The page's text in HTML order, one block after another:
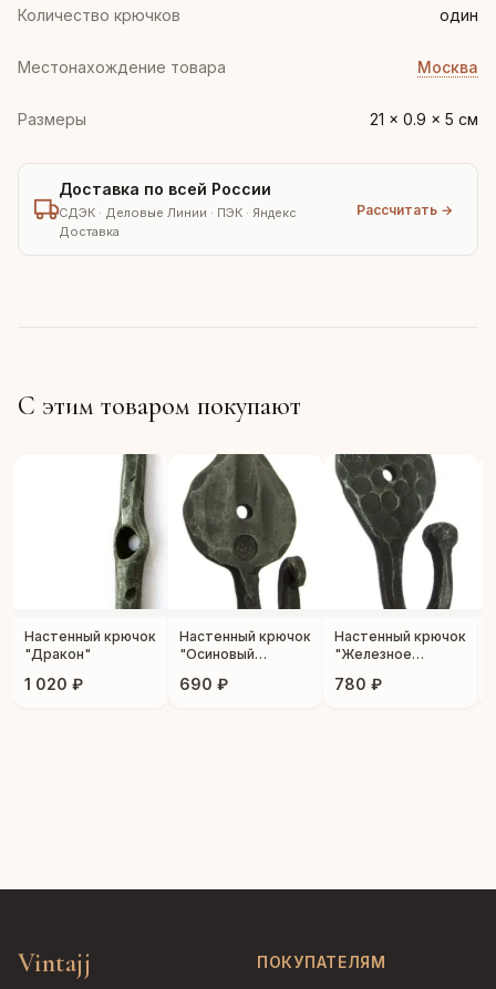
Количество крючков один
Местонахождение товара Москва
Размеры 21 × 0.9 × 5 см
Доставка по всей России
СДЭК · Деловые Линии · ПЭК · Яндекс
Доставка
Рассчитать →
С этим товаром покупают
Настенный крючок
"Дракон"
1 020 ₽
Настенный крючок
"Осиновый
690 ₽
Настенный крючок
"Железное
780 ₽
Vintajj ПОКУПАТЕЛЯМ